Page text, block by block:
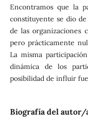
Encontramos que la
constituyente se dio
de las organizaciones
pero prácticamente
La misma
dinámica de los
posibilidad de influir
Biografía del autor/